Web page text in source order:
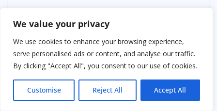
We value your privacy
We use cookies to enhance your browsing experience,
serve personalised ads or content, and analyse our traffic.
By clicking "Accept All", you consent to our use of cookies.
Customise Reject All Accept All